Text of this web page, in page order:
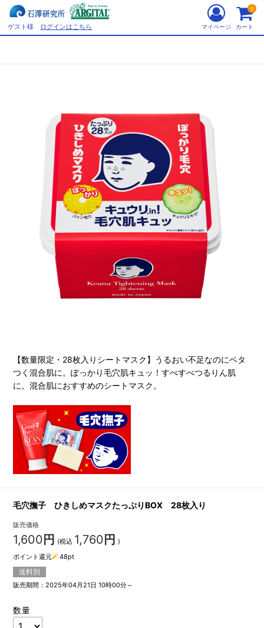
ゲスト様 ログインはこちら マイページ カート
0
【数量限定・28枚入りシートマスク】うるおい不足なのにベタ
つく混合肌に。ぽっかり毛穴肌キュッ！すべすべつるりん肌
に。混合肌におすすめのシートマスク。
毛穴撫子 ひきしめマスクたっぷりBOX 28枚入り
販売価格
1,600 円 (税込 1,760 円 )
ポイント還元
48pt
送料別
販売期間：2025年04月21日 10時00分～
数量